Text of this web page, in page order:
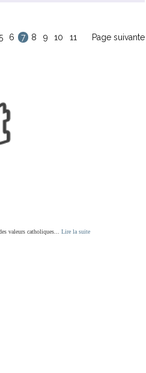
valeurs catholiques... Lire la suite
6 7 8 9 10 11 Page suivante